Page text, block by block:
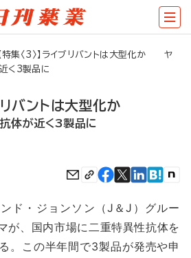
【特集〈3〉】ライブリバントは大型化か ヤ
く3製品に
リバントは大型化か
体が近く3製品に
ド・ジョンソン（J＆J）グルー
が、国内市場に二重特異性抗体を
。この半年間で3製品が発売や申